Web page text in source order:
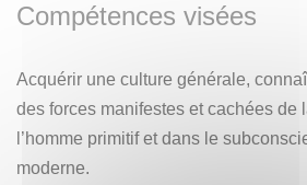
Compétences visées
Acquérir une culture générale,
des forces manifestes et cachées de
l’homme primitif et dans le
moderne.